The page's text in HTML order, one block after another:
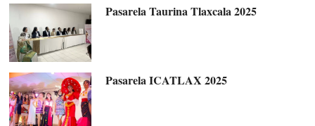
Pasarela Taurina Tlaxcala 2025
Pasarela ICATLAX 2025